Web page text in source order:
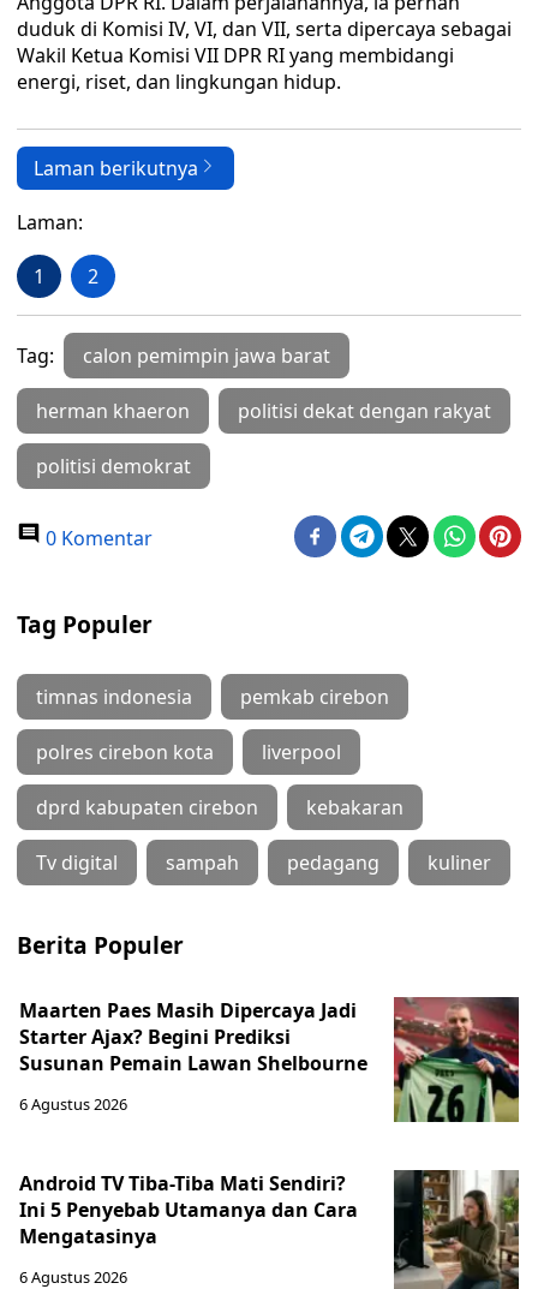
duduk di Komisi IV, VI, dan VII, serta dipercaya sebagai
Wakil Ketua Komisi VII DPR RI yang membidangi
energi, riset, dan lingkungan hidup.
Laman berikutnya
Laman:
1 2
Tag: calon pemimpin jawa barat
herman khaeron politisi dekat dengan rakyat
politisi demokrat
0 Komentar
Tag Populer
timnas indonesia pemkab cirebon
polres cirebon kota liverpool
dprd kabupaten cirebon kebakaran
Tv digital sampah pedagang kuliner
Berita Populer
Maarten Paes Masih Dipercaya Jadi
Starter Ajax? Begini Prediksi
Susunan Pemain Lawan Shelbourne
6 Agustus 2026
Android TV Tiba-Tiba Mati Sendiri?
Ini 5 Penyebab Utamanya dan Cara
Mengatasinya
6 Agustus 2026